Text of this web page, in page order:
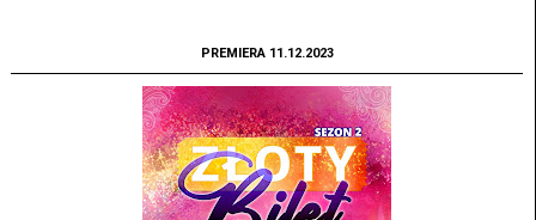
PREMIERA 11.12.2023